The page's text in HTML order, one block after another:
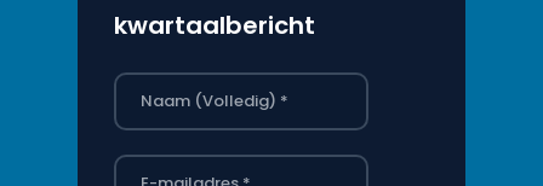
kwartaalbericht